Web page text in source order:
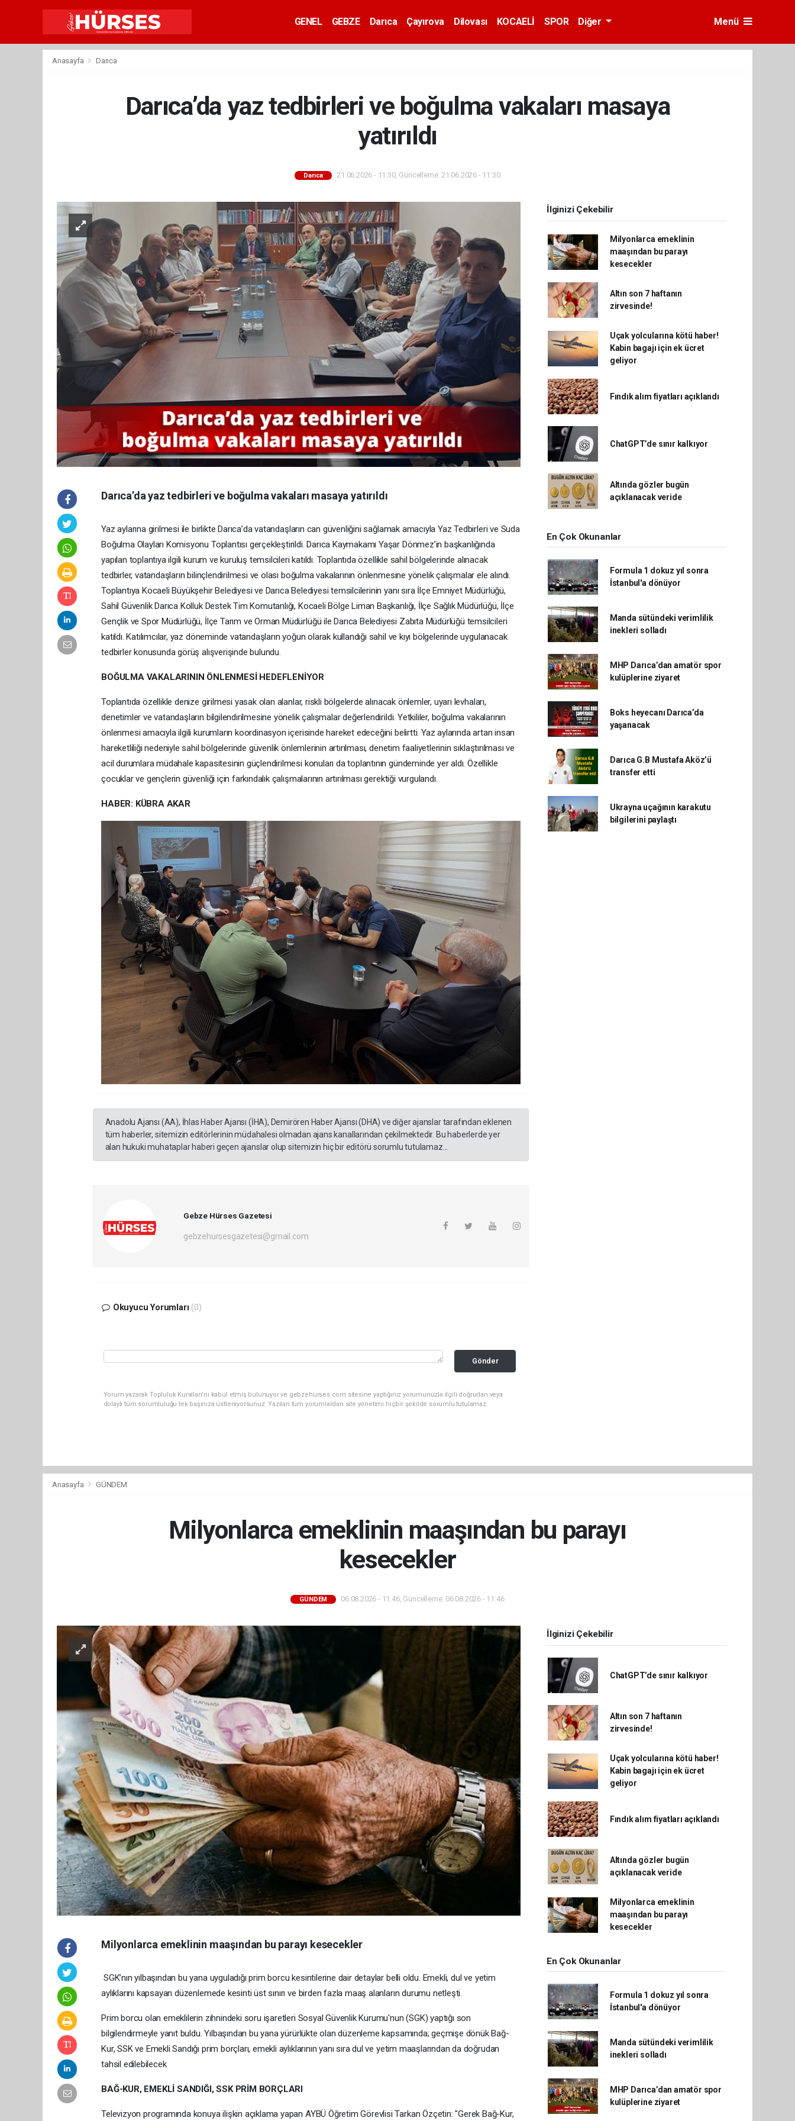
GENEL GEBZE Darıca Çayırova Dilovası KOCAELİ SPOR Diğer Menü
Anasayfa Darıca
Darıca’da yaz tedbirleri ve boğulma vakaları masaya
yatırıldı
Darıca 21.06.2026 - 11:30, Güncelleme: 21.06.2026 - 11:30
Darıca’da yaz tedbirleri ve boğulma vakaları masaya yatırıldı
Yaz aylarına girilmesi ile birlikte Darıca’da vatandaşların can güvenliğini sağlamak amacıyla Yaz Tedbirleri ve Suda
Boğulma Olayları Komisyonu Toplantısı gerçekleştirildi. Darıca Kaymakamı Yaşar Dönmez’in başkanlığında
yapılan toplantıya ilgili kurum ve kuruluş temsilcileri katıldı. Toplantıda özellikle sahil bölgelerinde alınacak
tedbirler, vatandaşların bilinçlendirilmesi ve olası boğulma vakalarının önlenmesine yönelik çalışmalar ele alındı.
Toplantıya Kocaeli Büyükşehir Belediyesi ve Darıca Belediyesi temsilcilerinin yanı sıra İlçe Emniyet Müdürlüğü,
Sahil Güvenlik Darıca Kolluk Destek Tim Komutanlığı, Kocaeli Bölge Liman Başkanlığı, İlçe Sağlık Müdürlüğü, İlçe
Gençlik ve Spor Müdürlüğü, İlçe Tarım ve Orman Müdürlüğü ile Darıca Belediyesi Zabıta Müdürlüğü temsilcileri
katıldı. Katılımcılar, yaz döneminde vatandaşların yoğun olarak kullandığı sahil ve kıyı bölgelerinde uygulanacak
tedbirler konusunda görüş alışverişinde bulundu.
BOĞULMA VAKALARININ ÖNLENMESİ HEDEFLENİYOR
Toplantıda özellikle denize girilmesi yasak olan alanlar, riskli bölgelerde alınacak önlemler, uyarı levhaları,
denetimler ve vatandaşların bilgilendirilmesine yönelik çalışmalar değerlendirildi. Yetkililer, boğulma vakalarının
önlenmesi amacıyla ilgili kurumların koordinasyon içerisinde hareket edeceğini belirtti. Yaz aylarında artan insan
hareketliliği nedeniyle sahil bölgelerinde güvenlik önlemlerinin artırılması, denetim faaliyetlerinin sıklaştırılması ve
acil durumlara müdahale kapasitesinin güçlendirilmesi konuları da toplantının gündeminde yer aldı. Özellikle
çocuklar ve gençlerin güvenliği için farkındalık çalışmalarının artırılması gerektiği vurgulandı.
HABER: KÜBRA AKAR
Anadolu Ajansı (AA), İhlas Haber Ajansı (İHA), Demirören Haber Ajansı (DHA) ve diğer ajanslar tarafından eklenen
tüm haberler, sitemizin editörlerinin müdahalesi olmadan ajans kanallarından çekilmektedir. Bu haberlerde yer
alan hukuki muhataplar haberi geçen ajanslar olup sitemizin hiç bir editörü sorumlu tutulamaz...
Gebze Hürses Gazetesi
gebzehursesgazetesi@gmail.com
Okuyucu Yorumları (0)
Gönder
Yorum yazarak Topluluk Kuralları’nı kabul etmiş bulunuyor ve gebzehurses.com sitesine yaptığınız yorumunuzla ilgili doğrudan veya
dolaylı tüm sorumluluğu tek başınıza üstleniyorsunuz. Yazılan tüm yorumlardan site yönetimi hiçbir şekilde sorumlu tutulamaz.
İlginizi Çekebilir
Milyonlarca emeklinin
maaşından bu parayı
kesecekler
Altın son 7 haftanın
zirvesinde!
Uçak yolcularına kötü haber!
Kabin bagajı için ek ücret
geliyor
Fındık alım fiyatları açıklandı
ChatGPT’de sınır kalkıyor
Altında gözler bugün
açıklanacak veride
En Çok Okunanlar
Formula 1 dokuz yıl sonra
İstanbul'a dönüyor
Manda sütündeki verimlilik
inekleri solladı
MHP Darıca’dan amatör spor
kulüplerine ziyaret
Boks heyecanı Darıca’da
yaşanacak
Darıca G.B Mustafa Aköz’ü
transfer etti
Ukrayna uçağının karakutu
bilgilerini paylaştı
Anasayfa GÜNDEM
Milyonlarca emeklinin maaşından bu parayı
kesecekler
GÜNDEM 06.08.2026 - 11:46, Güncelleme: 06.08.2026 - 11:46
Milyonlarca emeklinin maaşından bu parayı kesecekler
SGK’nın yılbaşından bu yana uyguladığı prim borcu kesintilerine dair detaylar belli oldu. Emekli, dul ve yetim
aylıklarını kapsayan düzenlemede kesinti üst sınırı ve birden fazla maaş alanların durumu netleşti.
Prim borcu olan emeklilerin zihnindeki soru işaretleri Sosyal Güvenlik Kurumu'nun (SGK) yaptığı son
bilgilendirmeyle yanıt buldu. Yılbaşından bu yana yürürlükte olan düzenleme kapsamında; geçmişe dönük Bağ-
Kur, SSK ve Emekli Sandığı prim borçları, emekli aylıklarının yanı sıra dul ve yetim maaşlarından da doğrudan
tahsil edilebilecek
BAĞ-KUR, EMEKLİ SANDIĞI, SSK PRİM BORÇLARI
Televizyon programında konuya ilişkin açıklama yapan AYBÜ Öğretim Görevlisi Tarkan Özçetin: "Gerek Bağ-Kur,
İlginizi Çekebilir
ChatGPT’de sınır kalkıyor
Altın son 7 haftanın
zirvesinde!
Uçak yolcularına kötü haber!
Kabin bagajı için ek ücret
geliyor
Fındık alım fiyatları açıklandı
Altında gözler bugün
açıklanacak veride
Milyonlarca emeklinin
maaşından bu parayı
kesecekler
En Çok Okunanlar
Formula 1 dokuz yıl sonra
İstanbul'a dönüyor
Manda sütündeki verimlilik
inekleri solladı
MHP Darıca’dan amatör spor
kulüplerine ziyaret